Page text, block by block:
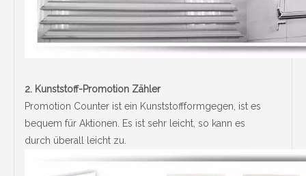
2. Kunststoff-Promotion Zähler
Promotion Counter ist ein Kunststoffformgegen, ist es
bequem für Aktionen. Es ist sehr leicht, so kann es
durch überall leicht zu.